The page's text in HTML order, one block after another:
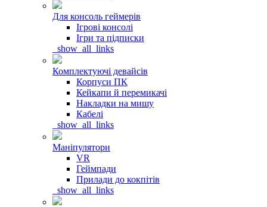
Для консоль геймерів
Ігрові консолі
Ігри та підписки
_show_all_links
Комплектуючі девайсів
Корпуси ПК
Кейкапи й перемикачі
Накладки на мишу
Кабелі
_show_all_links
Маніпулятори
VR
Геймпади
Прилади до кокпітів
_show_all_links